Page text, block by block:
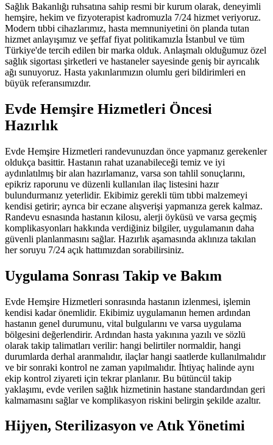
Sağlık Bakanlığı ruhsatına sahip resmi bir kurum olarak, deneyimli
hemşire, hekim ve fizyoterapist kadromuzla 7/24 hizmet veriyoruz.
Modern tıbbi cihazlarımız, hasta memnuniyetini ön planda tutan
hizmet anlayışımız ve şeffaf fiyat politikamızla İstanbul ve tüm
Türkiye'de tercih edilen bir marka olduk. Anlaşmalı olduğumuz özel
sağlık sigortası şirketleri ve hastaneler sayesinde geniş bir ayrıcalık
ağı sunuyoruz. Hasta yakınlarımızın olumlu geri bildirimleri en
büyük referansımızdır.
Evde Hemşire Hizmetleri Öncesi
Hazırlık
Evde Hemşire Hizmetleri randevunuzdan önce yapmanız gerekenler
oldukça basittir. Hastanın rahat uzanabileceği temiz ve iyi
aydınlatılmış bir alan hazırlamanız, varsa son tahlil sonuçlarını,
epikriz raporunu ve düzenli kullanılan ilaç listesini hazır
bulundurmanız yeterlidir. Ekibimiz gerekli tüm tıbbi malzemeyi
kendisi getirir; ayrıca bir eczane alışverişi yapmanıza gerek kalmaz.
Randevu esnasında hastanın kilosu, alerji öyküsü ve varsa geçmiş
komplikasyonları hakkında verdiğiniz bilgiler, uygulamanın daha
güvenli planlanmasını sağlar. Hazırlık aşamasında aklınıza takılan
her soruyu 7/24 açık hattımızdan sorabilirsiniz.
Uygulama Sonrası Takip ve Bakım
Evde Hemşire Hizmetleri sonrasında hastanın izlenmesi, işlemin
kendisi kadar önemlidir. Ekibimiz uygulamanın hemen ardından
hastanın genel durumunu, vital bulgularını ve varsa uygulama
bölgesini değerlendirir. Ardından hasta yakınına yazılı ve sözlü
olarak takip talimatları verilir: hangi belirtiler normaldir, hangi
durumlarda derhal aranmalıdır, ilaçlar hangi saatlerde kullanılmalıdır
ve bir sonraki kontrol ne zaman yapılmalıdır. İhtiyaç halinde aynı
ekip kontrol ziyareti için tekrar planlanır. Bu bütüncül takip
yaklaşımı, evde verilen sağlık hizmetinin hastane standardından geri
kalmamasını sağlar ve komplikasyon riskini belirgin şekilde azaltır.
Hijyen, Sterilizasyon ve Atık Yönetimi